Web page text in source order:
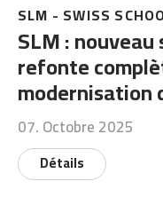
SLM - SWISS
SLM :
refonte
modernisation
07. Octobre 2025
Détails